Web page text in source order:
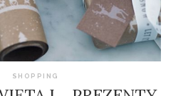
SHOPPING